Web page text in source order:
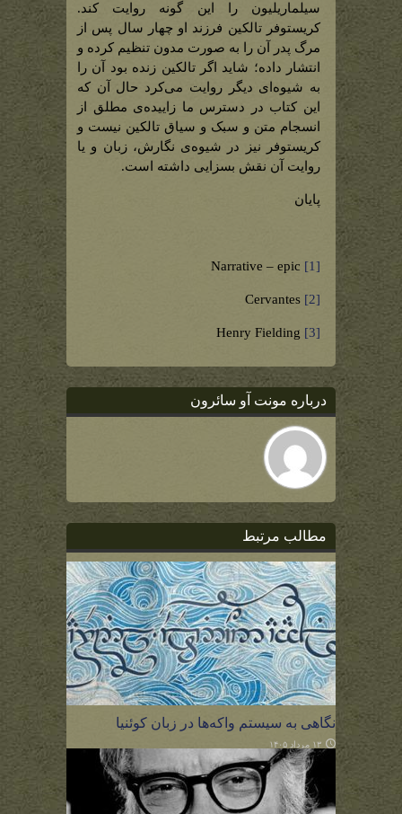
سیلماریلیون را این گونه روایت کند.
کریستوفر تالکین فرزند او چهار سال پس از
مرگ پدر آن را به صورت مدون تنظیم کرده و
انتشار داده؛ شاید اگر تالکین زنده بود آن را
به شیوه‌ای دیگر روایت می‌کرد حال آن که
این کتاب در دسترس ما زاییده‌ی مطلق از
انسجام متن و سبک و سیاق تالکین نیست و
کریستوفر نیز در شیوه‌ی نگارش، زبان و یا
روایت آن نقش بسزایی داشته است.
پایان
[1]
[2]
[3]
درباره مونت آو سائرون
مطالب مرتبط
نگاهی به سیستم واکه‌ها در زبان کوئنیا
۱۳ مرداد ۱۴۰۵